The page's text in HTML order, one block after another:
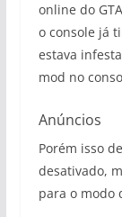
online do
o console já
estava
mod no
Anúncios
Porém isso
desativado,
para o modo